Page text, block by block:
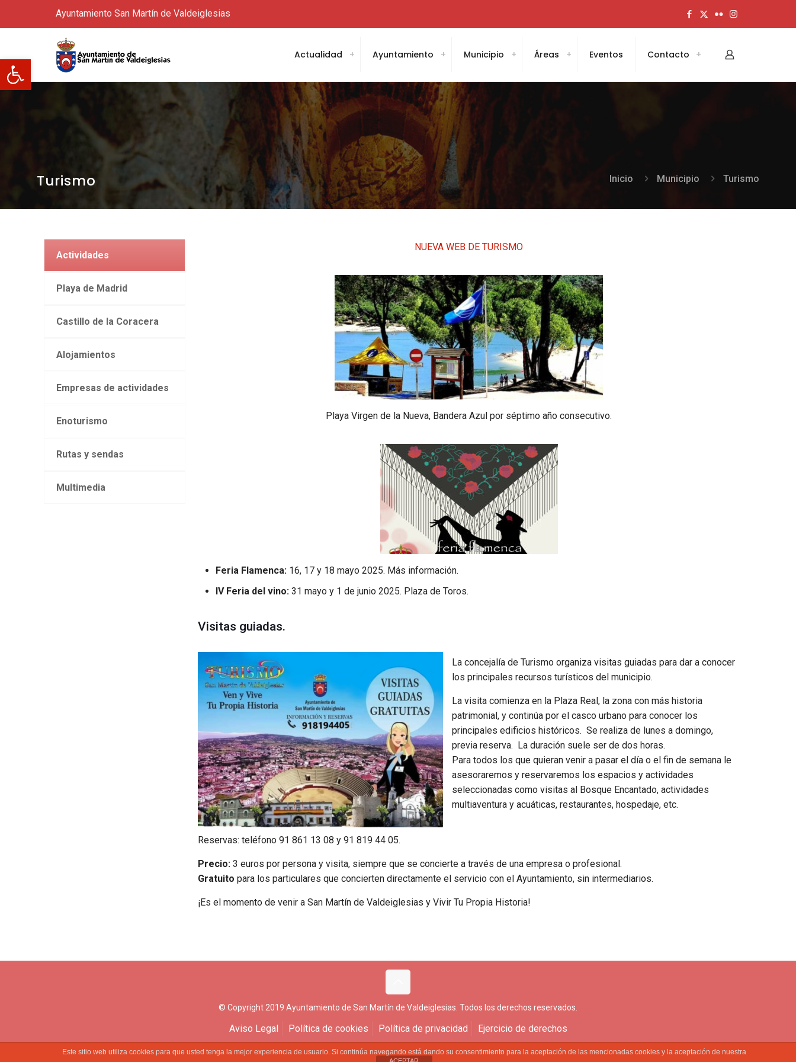
Abrir barra de herramientas
Ayuntamiento San Martín de Valdeiglesias
Actualidad Ayuntamiento Municipio Áreas Eventos Contacto
Turismo Inicio Municipio Turismo
Actividades
Playa de Madrid
Castillo de la Coracera
Alojamientos
Empresas de actividades
Enoturismo
Rutas y sendas
Multimedia
NUEVA WEB DE TURISMO
Playa Virgen de la Nueva, Bandera Azul por séptimo año consecutivo.
Feria Flamenca: 16, 17 y 18 mayo 2025. Más información.
IV Feria del vino: 31 mayo y 1 de junio 2025. Plaza de Toros.
Visitas guiadas.
La concejalía de Turismo organiza visitas guiadas para dar a conocer
los principales recursos turísticos del municipio.
La visita comienza en la Plaza Real, la zona con más historia
patrimonial, y continúa por el casco urbano para conocer los
principales edificios históricos. Se realiza de lunes a domingo,
previa reserva. La duración suele ser de dos horas.
Para todos los que quieran venir a pasar el día o el fin de semana le
asesoraremos y reservaremos los espacios y actividades
seleccionadas como visitas al Bosque Encantado, actividades
multiaventura y acuáticas, restaurantes, hospedaje, etc.
Reservas: teléfono 91 861 13 08 y 91 819 44 05.
Precio: 3 euros por persona y visita, siempre que se concierte a través de una empresa o profesional.
Gratuito para los particulares que concierten directamente el servicio con el Ayuntamiento, sin intermediarios.
¡Es el momento de venir a San Martín de Valdeiglesias y Vivir Tu Propia Historia!
© Copyright 2019 Ayuntamiento de San Martín de Valdeiglesias. Todos los derechos reservados.
Aviso Legal Política de cookies Política de privacidad Ejercicio de derechos
Este sitio web utiliza cookies para que usted tenga la mejor experiencia de usuario. Si continúa navegando está dando su consentimiento para la aceptación de las mencionadas cookies y la aceptación de nuestra